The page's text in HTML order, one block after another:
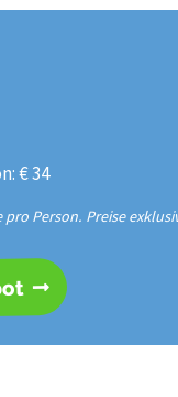
€ 34
Person. Preise